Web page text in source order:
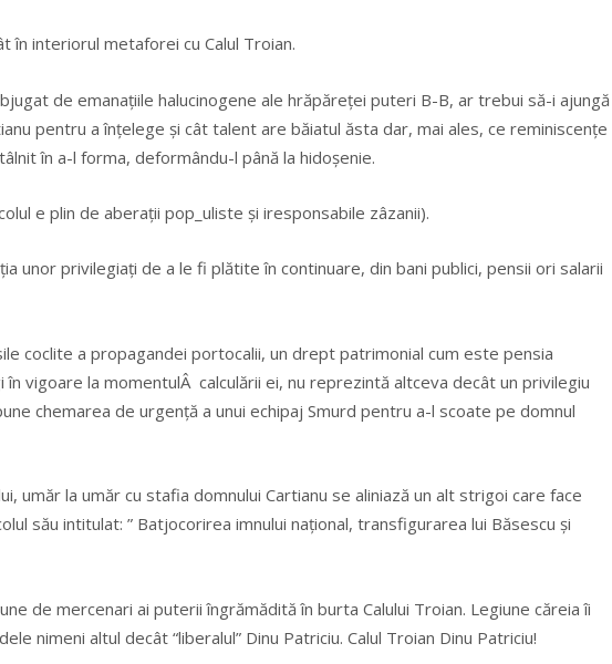
în interiorul metaforei cu Calul Troian.
de emanațiile halucinogene ale hrăpăreței puteri B-B, ar trebui să-i ajungă
pentru a înțelege și cât talent are băiatul ăsta dar, mai ales, ce reminiscențe
în a-l forma, deformându-l până la hidoșenie.
e plin de aberații pop_uliste și iresponsabile zâzanii).
unor privilegiați de a le fi plătite în continuare, din bani publici, pensii ori salarii
coclite a propagandei portocalii, un drept patrimonial cum este pensia
în vigoare la momentulÂ calculării ei, nu reprezintă altceva decât un privilegiu
chemarea de urgență a unui echipaj Smurd pentru a-l scoate pe domnul
umăr la umăr cu stafia domnului Cartianu se aliniază un alt strigoi care face
său intitulat: ” Batjocorirea imnului național, transfigurarea lui Băsescu și
de mercenari ai puterii îngrămădită în burta Calului Troian. Legiune căreia îi
nimeni altul decât “liberalul” Dinu Patriciu. Calul Troian Dinu Patriciu!